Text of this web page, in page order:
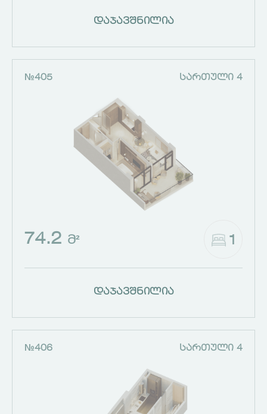
დაჯავშნილია
№405 ᲡᲐᲠᲗᲣᲚᲘ 4
74.2 Მ² 1
დაჯავშნილია
№406 ᲡᲐᲠᲗᲣᲚᲘ 4